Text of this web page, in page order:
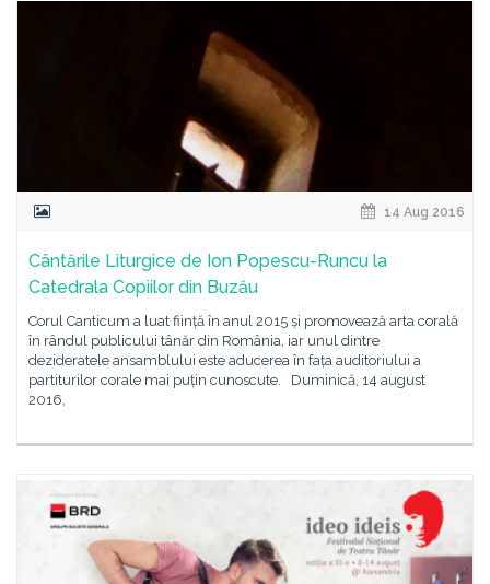
14 Aug 2016
Cântările Liturgice de Ion Popescu-Runcu la
Catedrala Copiilor din Buzău
Corul Canticum a luat ființă în anul 2015 și promovează arta corală
în rândul publicului tânăr din România, iar unul dintre
dezideratele ansamblului este aducerea în fața auditoriului a
partiturilor corale mai puțin cunoscute. Duminică, 14 august
2016,